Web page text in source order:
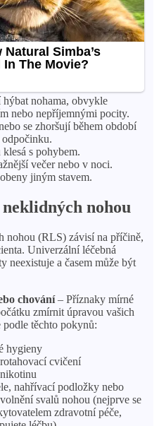
nohama, obvykle
nebo nepříjemnými pocity.
se zhoršují během období
s pohybem.
večer nebo v noci.
jiným stavem.
nohou
nohou (RLS) závisí na příčině,
Univerzální léčebná
neexistuje a časem může být
chování– Příznaky mírné
zmírnit úpravou vašich
těchto pokynů:
hygieny
cvičení
nahřívací podložky nebo
svalů nohou (nejprve se
zdravotní péče,